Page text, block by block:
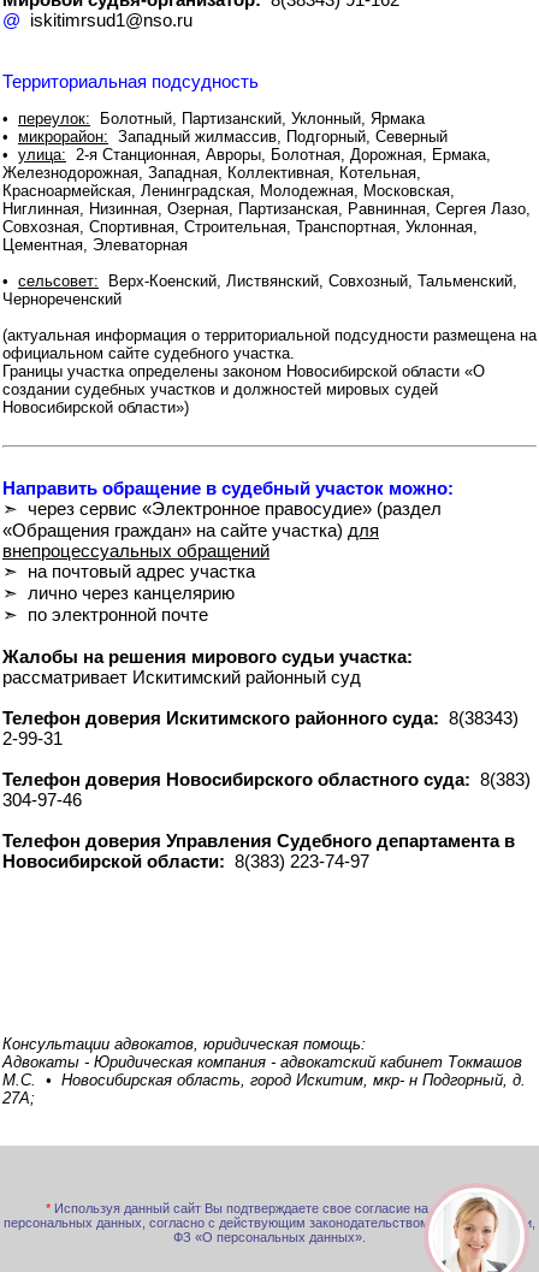
@ iskitimrsud1@nso.ru
Территориальная подсудность
• переулок: Болотный, Партизанский, Уклонный, Ярмака
• микрорайон: Западный жилмассив, Подгорный, Северный
• улица: 2-я Станционная, Авроры, Болотная, Дорожная, Ермака,
Железнодорожная, Западная, Коллективная, Котельная,
Красноармейская, Ленинградская, Молодежная, Московская,
Ниглинная, Низинная, Озерная, Партизанская, Равнинная, Сергея Лазо,
Совхозная, Спортивная, Строительная, Транспортная, Уклонная,
Цементная, Элеваторная
• сельсовет: Верх-Коенский, Листвянский, Совхозный, Тальменский,
Чернореченский
(актуальная информация о территориальной подсудности размещена на
официальном сайте судебного участка.
Границы участка определены законом Новосибирской области «О
создании судебных участков и должностей мировых судей
Новосибирской области»)
Направить обращение в судебный участок можно:
➣ через сервис «Электронное правосудие» (раздел
«Обращения граждан» на сайте участка) для
внепроцессуальных обращений
➣ на почтовый адрес участка
➣ лично через канцелярию
➣ по электронной почте
Жалобы на решения мирового судьи участка:
рассматривает Искитимский районный суд
Телефон доверия Искитимского районного суда: 8(38343)
2-99-31
Телефон доверия Новосибирского областного суда: 8(383)
304-97-46
Телефон доверия Управления Судебного департамента в
Новосибирской области: 8(383) 223-74-97
Консультации адвокатов, юридическая помощь:
Адвокаты - Юридическая компания - адвокатский кабинет Токмашов
М.С. • Новосибирская область, город Искитим, мкр- н Подгорный, д.
27А;
* Используя данный сайт Вы подтверждаете свое согласие на обработку
персональных данных, согласно с действующим законодательством РФ, в частности,
ФЗ «О персональных данных».